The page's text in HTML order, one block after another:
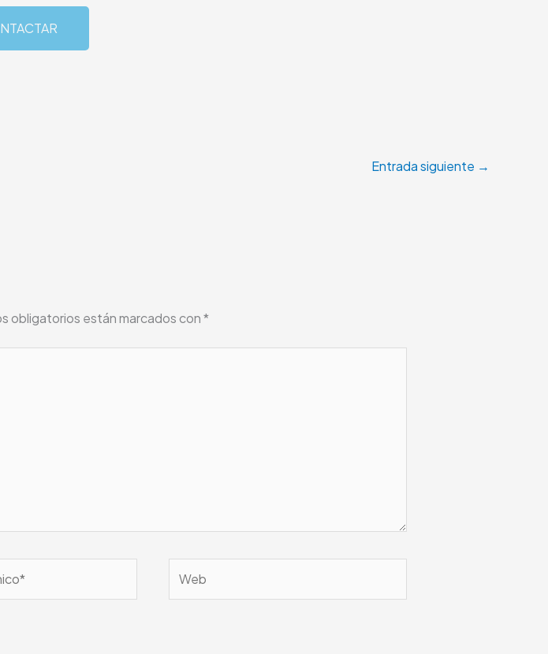
Entrada siguiente →
obligatorios están marcados con*